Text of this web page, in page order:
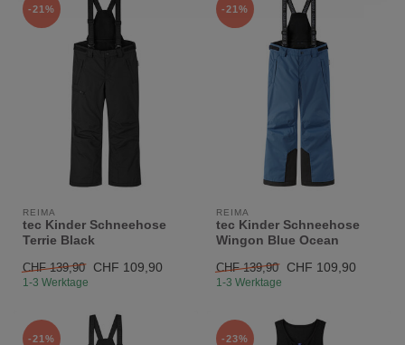
-21%
REIMA
tec Kinder Schneehose
Terrie Black
CHF 139,90 CHF 109,90
1-3 Werktage
-21%
REIMA
tec Kinder Schneehose
Wingon Blue Ocean
CHF 139,90 CHF 109,90
1-3 Werktage
-21% -23%